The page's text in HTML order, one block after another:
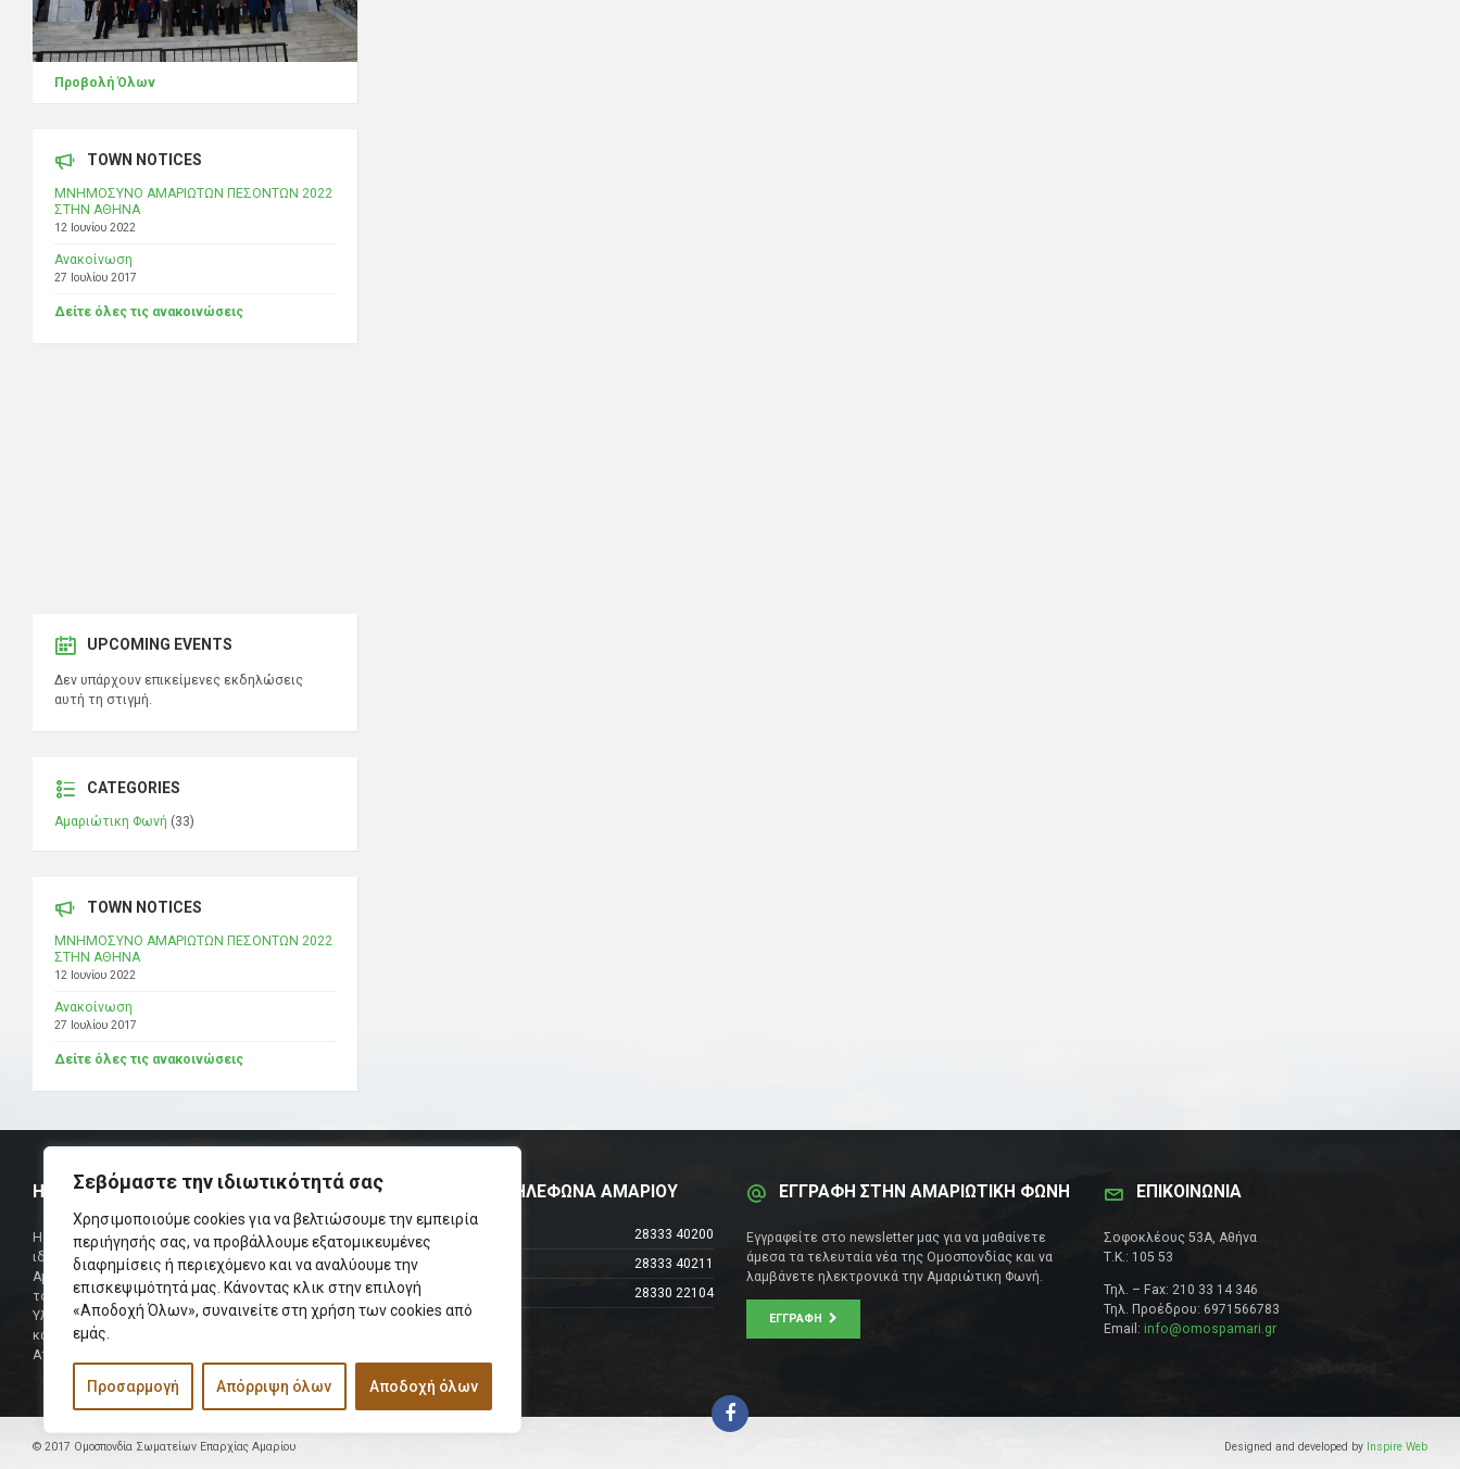
Σεβόμαστε την ιδιωτικότητά σας
Χρησιμοποιούμε cookies για να βελτιώσουμε την εμπειρία
περιήγησής σας, να προβάλλουμε εξατομικευμένες
διαφημίσεις ή περιεχόμενο και να αναλύουμε την
επισκεψιμότητά μας. Κάνοντας κλικ στην επιλογή
«Αποδοχή Όλων», συναινείτε στη χρήση των cookies από
εμάς.
Προσαρμογή Απόρριψη όλων Αποδοχή όλων
Προβολή Όλων
TOWN NOTICES
ΜΝΗΜΟΣΥΝΟ ΑΜΑΡΙΩΤΩΝ ΠΕΣΟΝΤΩΝ 2022
ΣΤΗΝ ΑΘΗΝΑ
12 Ιουνίου 2022
Ανακοίνωση
27 Ιουλίου 2017
Δείτε όλες τις ανακοινώσεις
UPCOMING EVENTS
Δεν υπάρχουν επικείμενες εκδηλώσεις
αυτή τη στιγμή.
CATEGORIES
Αμαριώτικη Φωνή (33)
TOWN NOTICES
ΜΝΗΜΟΣΥΝΟ ΑΜΑΡΙΩΤΩΝ ΠΕΣΟΝΤΩΝ 2022
ΣΤΗΝ ΑΘΗΝΑ
12 Ιουνίου 2022
Ανακοίνωση
27 Ιουλίου 2017
Δείτε όλες τις ανακοινώσεις
Η ΟΜΟΣΠΟΝΔΙΑ
Η Ομοσπονδία Σωματείων Επαρχίας Αμαρίου
ιδρύθηκε και πήρε τη θέση της Ένωσης
Αμαριωτών, που λειτουργούσε από το 1966 μέχρι
το 1984.
Υλοποιήθηκε σε συνεργασία των μελών του Δ.Σ
και των Δ.Σ των Αμαριώτικων Σωματείων της
Αττικής.
ΧΡΗΣΙΜΑ ΤΗΛΕΦΩΝΑ ΑΜΑΡΙΟΥ
Τηλεφωνικό Κέντρο
28333 40200
Δήμαρχος
28333 40211
Φαξ
28330 22104
ΕΓΓΡΑΦΗ ΣΤΗΝ ΑΜΑΡΙΩΤΙΚΗ ΦΩΝΗ
Εγγραφείτε στο newsletter μας για να μαθαίνετε
άμεσα τα τελευταία νέα της Ομοσπονδίας και να
λαμβάνετε ηλεκτρονικά την Αμαριώτικη Φωνή.
ΕΓΓΡΑΦΉ
ΕΠΙΚΟΙΝΩΝΊΑ
Σοφοκλέους 53Α, Αθήνα
Τ.Κ.: 105 53
Τηλ. – Fax: 210 33 14 346
Τηλ. Προέδρου: 6971566783
Email: info@omospamari.gr
© 2017 Ομοσπονδία Σωματείων Επαρχίας Αμαρίου Designed and developed by Inspire Web